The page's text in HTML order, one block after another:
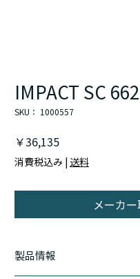
IMPACT SC 662
SKU： 1000557
￥36,135価
格
消費税込み | 送料
メーカ
製品情報